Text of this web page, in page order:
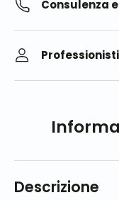
Consulenza
Professionisti
Descrizione